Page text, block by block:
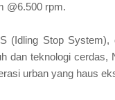
@6.500 rpm.
(Idling Stop
dan teknologi cerdas,
urban yang haus